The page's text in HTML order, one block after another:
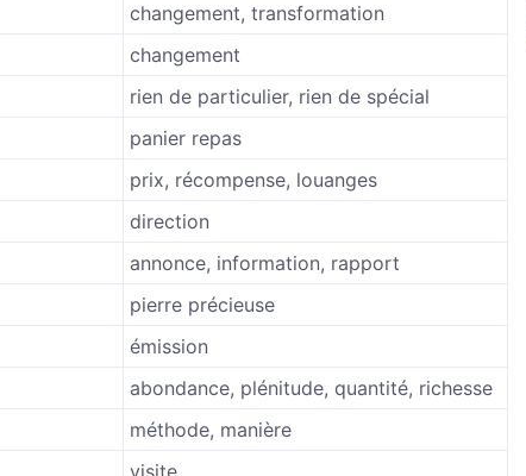
changement, transformation
changement
rien de particulier, rien de spécial
panier repas
prix, récompense, louanges
direction
annonce, information, rapport
pierre précieuse
émission
abondance, plénitude, quantité, richesse
méthode, manière
visite